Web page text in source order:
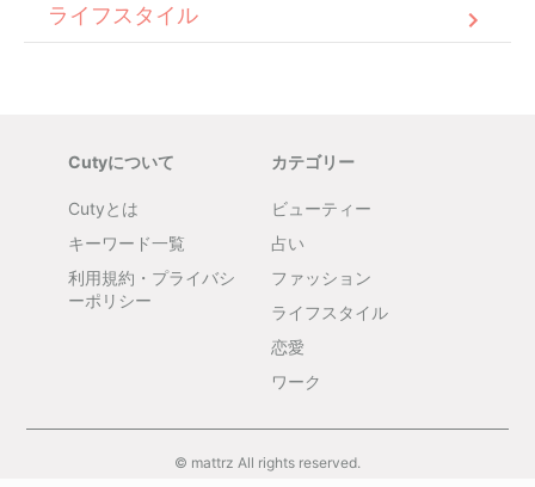
ライフスタイル
Cutyについて
Cutyとは
キーワード一覧
利用規約・プライバシ
ーポリシー
カテゴリー
ビューティー
占い
ファッション
ライフスタイル
恋愛
ワーク
© mattrz All rights reserved.